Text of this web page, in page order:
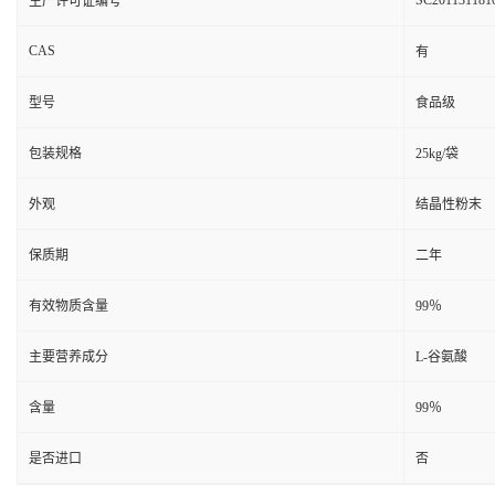
CAS 有
型号 食品级
包装规格 25kg/袋
外观 结晶性粉末
保质期 二年
有效物质含量 99％
主要营养成分 L-谷氨酸
含量 99％
是否进口 否